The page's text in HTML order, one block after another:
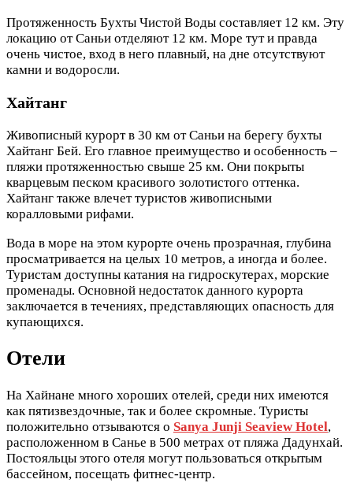
Протяженность Бухты Чистой Воды составляет 12 км. Эту
локацию от Саньи отделяют 12 км. Море тут и правда
очень чистое, вход в него плавный, на дне отсутствуют
камни и водоросли.
Хайтанг
Живописный курорт в 30 км от Саньи на берегу бухты
Хайтанг Бей. Его главное преимущество и особенность –
пляжи протяженностью свыше 25 км. Они покрыты
кварцевым песком красивого золотистого оттенка.
Хайтанг также влечет туристов живописными
коралловыми рифами.
Вода в море на этом курорте очень прозрачная, глубина
просматривается на целых 10 метров, а иногда и более.
Туристам доступны катания на гидроскутерах, морские
променады. Основной недостаток данного курорта
заключается в течениях, представляющих опасность для
купающихся.
Отели
На Хайнане много хороших отелей, среди них имеются
как пятизвездочные, так и более скромные. Туристы
положительно отзываются о Sanya Junji Seaview Hotel,
расположенном в Санье в 500 метрах от пляжа Дадунхай.
Постояльцы этого отеля могут пользоваться открытым
бассейном, посещать фитнес-центр.